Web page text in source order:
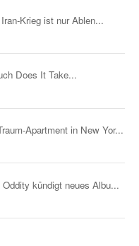
Krieg ist nur Ablen...
Does It Take...
Apartment in New Yor...
kündigt neues Albu...